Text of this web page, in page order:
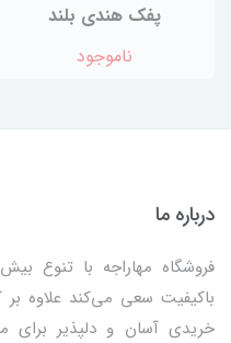
پفک هندی بلند
ناموجود
درباره ما
باکیفیت سعی می‌کند علاوه
خریدی آسان و دلپذیر برای